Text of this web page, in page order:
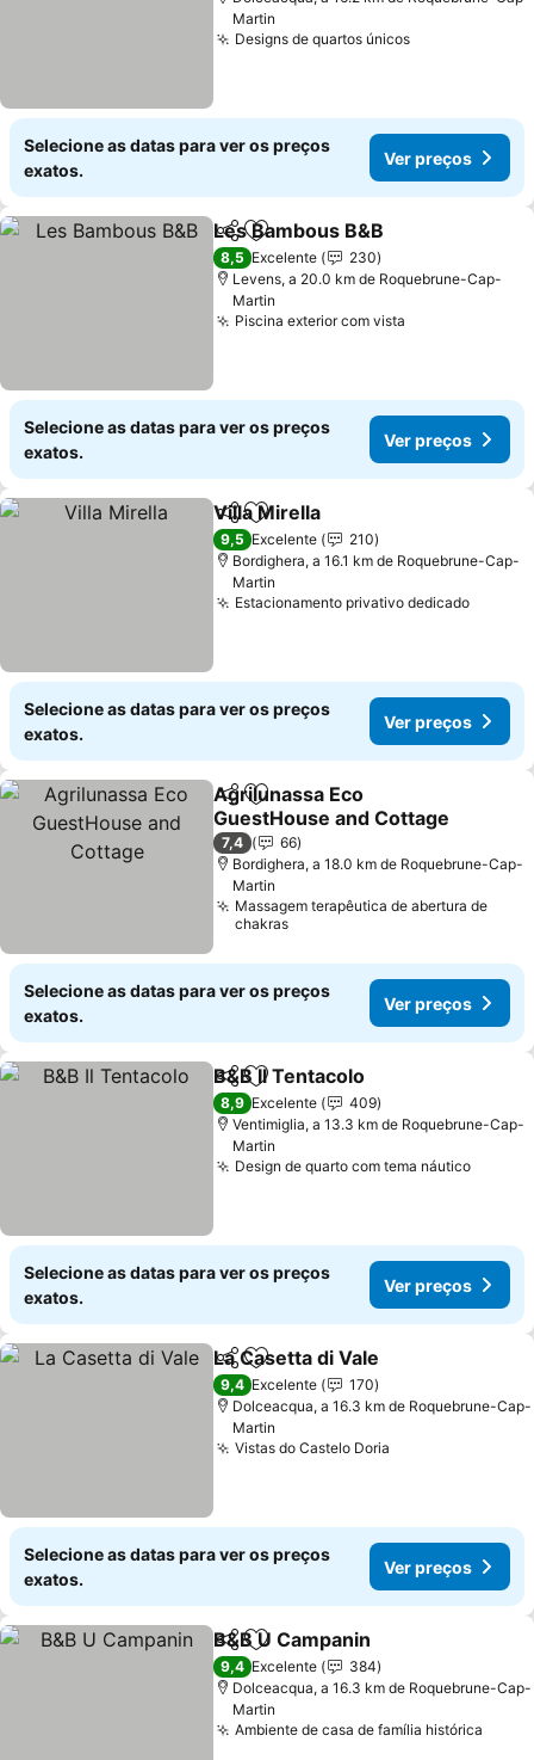
Martin
Designs de quartos únicosVer preços
Selecione as datas para ver os preços
exatos.
Ver preços
PartilharAdicionar aos favoritos
Les Bambous B&B
8,5 Excelente
230
Levens, a 20.0 km de Roquebrune-Cap-
Martin
Piscina exterior com vista
Selecione as datas para ver os preços
exatos.
Ver preços
PartilharAdicionar aos favoritos
Villa Mirella
9,5 Excelente
210
Bordighera, a 16.1 km de Roquebrune-Cap-
Martin
Estacionamento privativo dedicadoVer
Selecione as datas para ver os preços
exatos.
Ver preços
PartilharAdicionar aos favoritos
Agrilunassa Eco
GuestHouse and Cottage
Ver preços
7,4
66
Bordighera, a 18.0 km de Roquebrune-Cap-
Martin
Massagem terapêutica de abertura de
chakras
Selecione as datas para ver os preços
exatos.
Ver preços
PartilharAdicionar aos favoritos
B&B Il Tentacolo
8,9 Excelente
409
Ventimiglia, a 13.3 km de Roquebrune-Cap-
Martin
Design de quarto com tema náuticoVer
Selecione as datas para ver os preços
exatos.
Ver preços
PartilharAdicionar aos favoritos
La Casetta di Vale
9,4 Excelente
170
Dolceacqua, a 16.3 km de Roquebrune-Cap-
Martin
Vistas do Castelo Doria
Selecione as datas para ver os preços
exatos.
Ver preços
PartilharAdicionar aos favoritos
B&B U Campanin
9,4 Excelente
384
Dolceacqua, a 16.3 km de Roquebrune-Cap-
Martin
Ambiente de casa de família histórica